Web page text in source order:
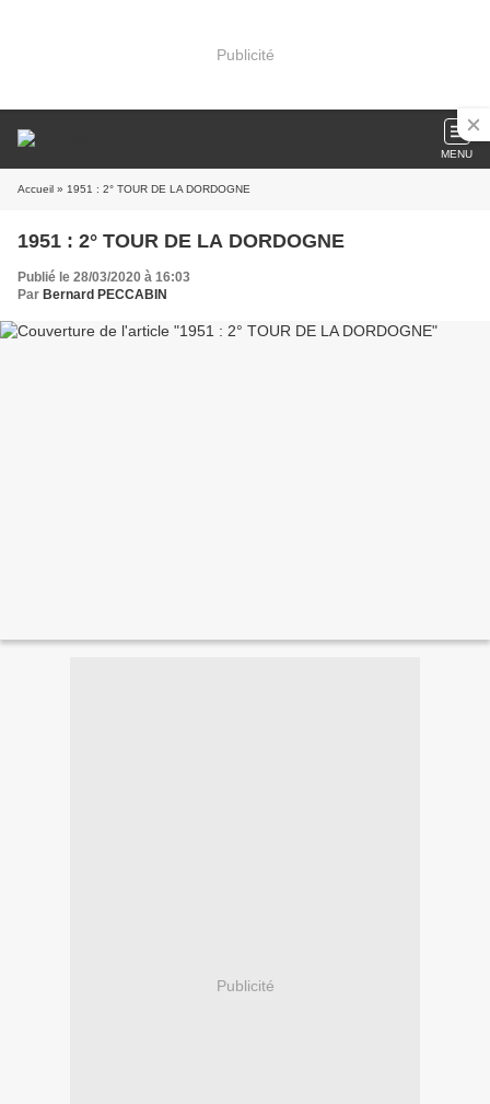
Publicité
MENU
Accueil » 1951 : 2° TOUR DE LA DORDOGNE
1951 : 2° TOUR DE LA DORDOGNE
Publié le 28/03/2020 à 16:03
Par Bernard PECCABIN
Publicité